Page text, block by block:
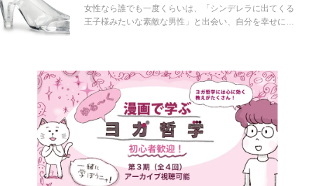
というハードルを高く設定するクセがあるため、謙遜も
多く、それがゆえに自分に自信を持つのも難しいと言わ
恋愛をしよう
女性なら誰でも一度くらいは、「シンデレラに出てくる
王子様みたいな素敵な男性」と出会い、自分を幸せに導
り、上手くいっていないのだとしたら、それは要注意の
サインかもしれません。